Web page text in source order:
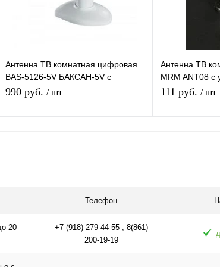
Антенна ТВ комнатная цифровая
BAS-5126-5V БАКСАН-5V с
усилителем эфирная для DVB-T2
990 руб. / шт
Антенна ТВ
MRM ANT08 с
эфирная для
111 руб. / шт
Телефон
20-
+7 (918) 279-44-55 , 8(861)
200-19-19